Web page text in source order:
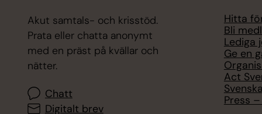
Akut samtals- och krisstöd.
Prata eller chatta anonymt
med en präst på kvällar och
nätter.
Chatt
Digitalt brev
Hitta
Bli
Lediga
Ge en
Act
Press